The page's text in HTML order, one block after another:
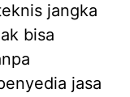
jangka
bisa
jasa